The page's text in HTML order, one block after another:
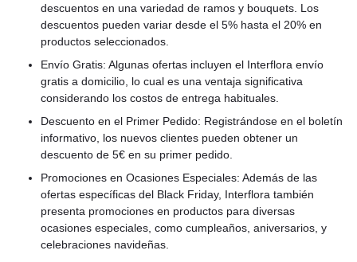
descuentos en una variedad de ramos y bouquets. Los
descuentos pueden variar desde el 5% hasta el 20% en
productos seleccionados.
Envío Gratis: Algunas ofertas incluyen el Interflora envío
gratis a domicilio, lo cual es una ventaja significativa
considerando los costos de entrega habituales.
Descuento en el Primer Pedido: Registrándose en el boletín
informativo, los nuevos clientes pueden obtener un
descuento de 5€ en su primer pedido.
Promociones en Ocasiones Especiales: Además de las
ofertas específicas del Black Friday, Interflora también
presenta promociones en productos para diversas
ocasiones especiales, como cumpleaños, aniversarios, y
celebraciones navideñas.